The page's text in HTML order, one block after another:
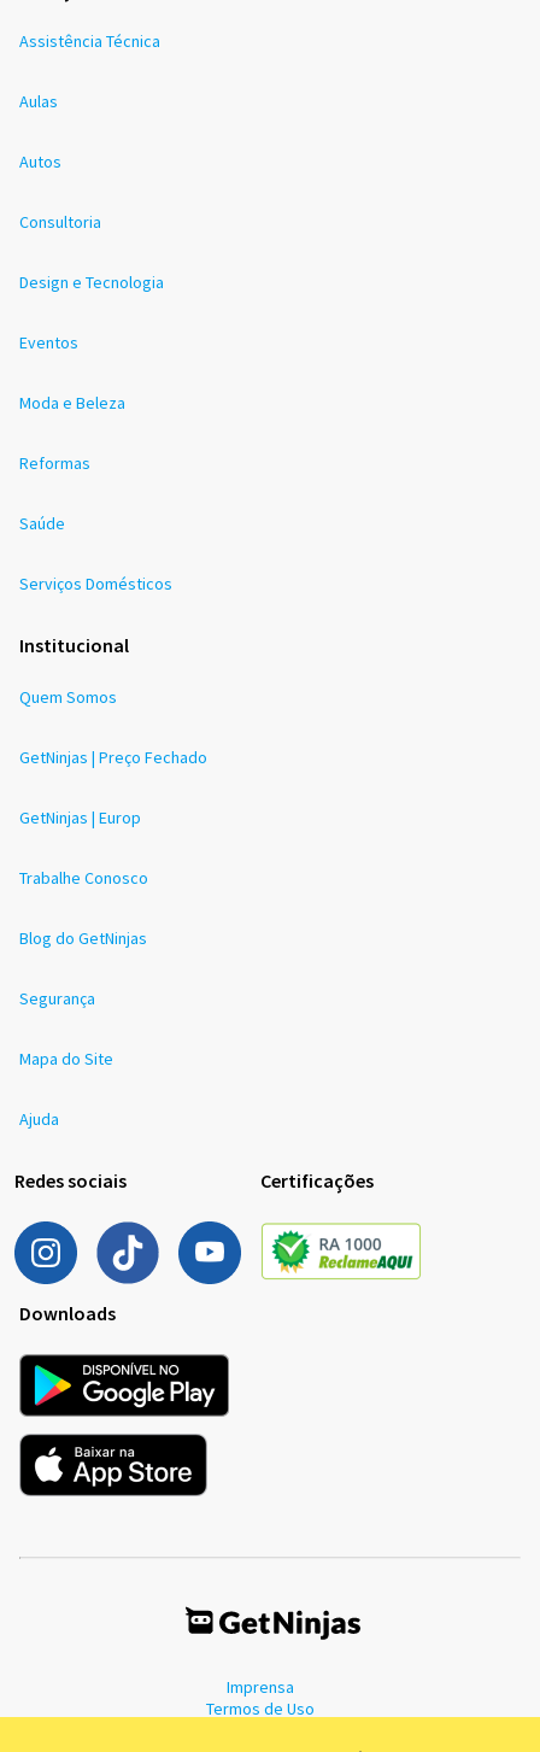
Assistência Técnica
Aulas
Autos
Consultoria
Design e Tecnologia
Eventos
Moda e Beleza
Reformas
Saúde
Serviços Domésticos
Institucional
Quem Somos
GetNinjas | Preço Fechado
GetNinjas | Europ
Trabalhe Conosco
Blog do GetNinjas
Segurança
Mapa do Site
Ajuda
Redes sociais Certificações
Downloads
Imprensa
Termos de Uso